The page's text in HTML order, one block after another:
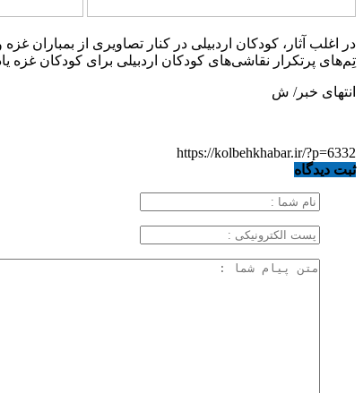
در اغلب آثار، کودکان اردبیلی در کنار تصاویری از بمباران
تِم‌های پرتکرار نقاشی‌های کودکان اردبیلی برای کودکان غزه
انتهای خبر/ ش
https://kolbehkhabar.ir/?p=6332
ثبت دیدگاه